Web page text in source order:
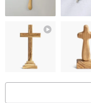
濃濃的冬日聖誕氣氛啊!